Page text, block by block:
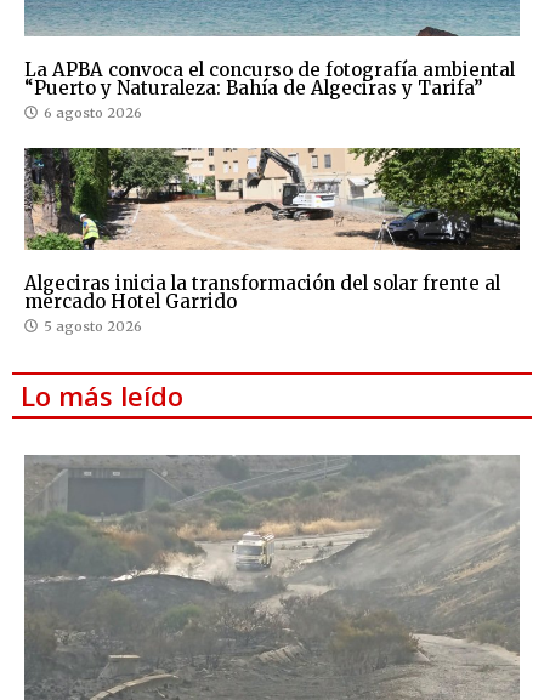
La APBA convoca el concurso de fotografía ambiental
“Puerto y Naturaleza: Bahía de Algeciras y Tarifa”
6 agosto 2026
Algeciras inicia la transformación del solar frente al
mercado Hotel Garrido
5 agosto 2026
Lo más leído